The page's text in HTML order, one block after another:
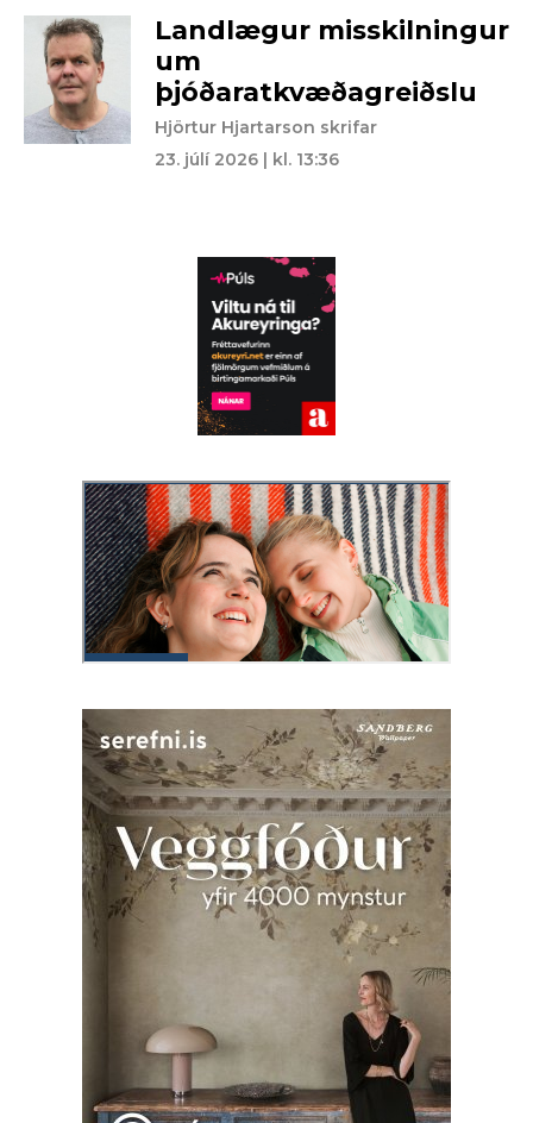
Landlægur misskilningur
um
þjóðaratkvæðagreiðslu
Hjörtur Hjartarson skrifar
23. júlí 2026 | kl. 13:36